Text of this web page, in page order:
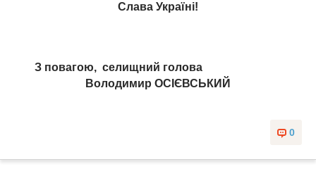
Слава Україні!
З повагою, селищний голова
Володимир ОСІЄВСЬКИЙ
0